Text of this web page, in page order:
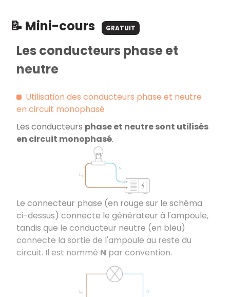
📝 Mini-cours GRATUIT
Les conducteurs phase et
neutre
Utilisation des conducteurs phase et neutre
en circuit monophasé
Les conducteurs phase et neutre sont utilisés
en circuit monophasé.
Le connecteur phase (en rouge sur le schéma
ci-dessus) connecte le générateur à l'ampoule,
tandis que le conducteur neutre (en bleu)
connecte la sortie de l'ampoule au reste du
circuit. Il est nommé N par convention.